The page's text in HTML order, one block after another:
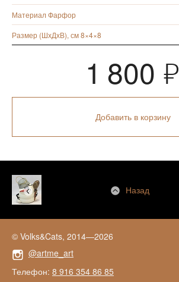
Материал Фарфор
Размер (ШхДхВ), см 8×4×8
1 800 Я
Добавить в корзину
Назад
© Volks&Cats, 2014—2026
@artme_art
Телефон: 8 916 354 86 85